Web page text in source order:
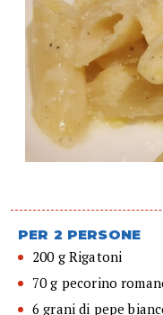
PER 2 PERSONE
200 g Rigatoni
70 g pecorino
6 grani di pepe